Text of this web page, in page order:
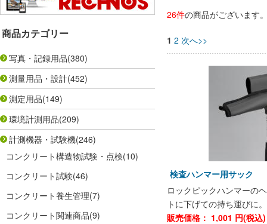
商品カテゴリー
写真・記録用品(380)
測量用品・設計(452)
測定用品(149)
環境計測用品(209)
計測機器・試験機(246)
コンクリート構造物試験・点検(10)
コンクリート試験(46)
コンクリート養生管理(7)
コンクリート関連商品(9)
26件の商品がございます
1 2 次へ>>
検査ハンマー用サック
ロックピックハンマーの
トに下げての持ち運びに。
販売価格： 1,001 円(税